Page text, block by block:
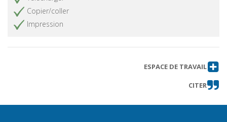
Copier/coller
Impression
ESPACE DE TRAVAIL
CITER